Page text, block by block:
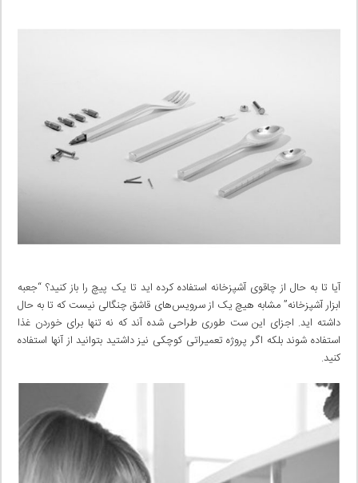
آیا تا به حال از چاقوی آشپزخانه استفاده کرده اید تا یک پیچ را باز کنید؟ “جعبه
ابزار آشپزخانه” مشابه هیچ یک از سرویس‌های قاشق چنگالی نیست که تا به حال
داشته اید. اجزای این ‌ست طوری طراحی شده آند که نه تنها برای خوردن غذا
استفاده شوند بلکه اگر پروژه تعمیراتی کوچکی نیز داشتید بتوانید از آنها استفاده
کنید.